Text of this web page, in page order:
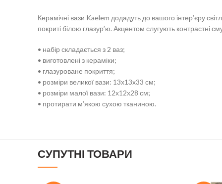
Керамічні вази Kaelem додадуть до вашого інтер’єру
покриті білою глазур’ю. Акцентом слугують контрастні
• набір складається з 2 ваз;
• виготовлені з кераміки;
• глазуроване покриття;
• розміри великої вази: 13х13х33 см;
• розміри малої вази: 12х12х28 см;
• протирати м’якою сухою тканиною.
СУПУТНІ ТОВАРИ